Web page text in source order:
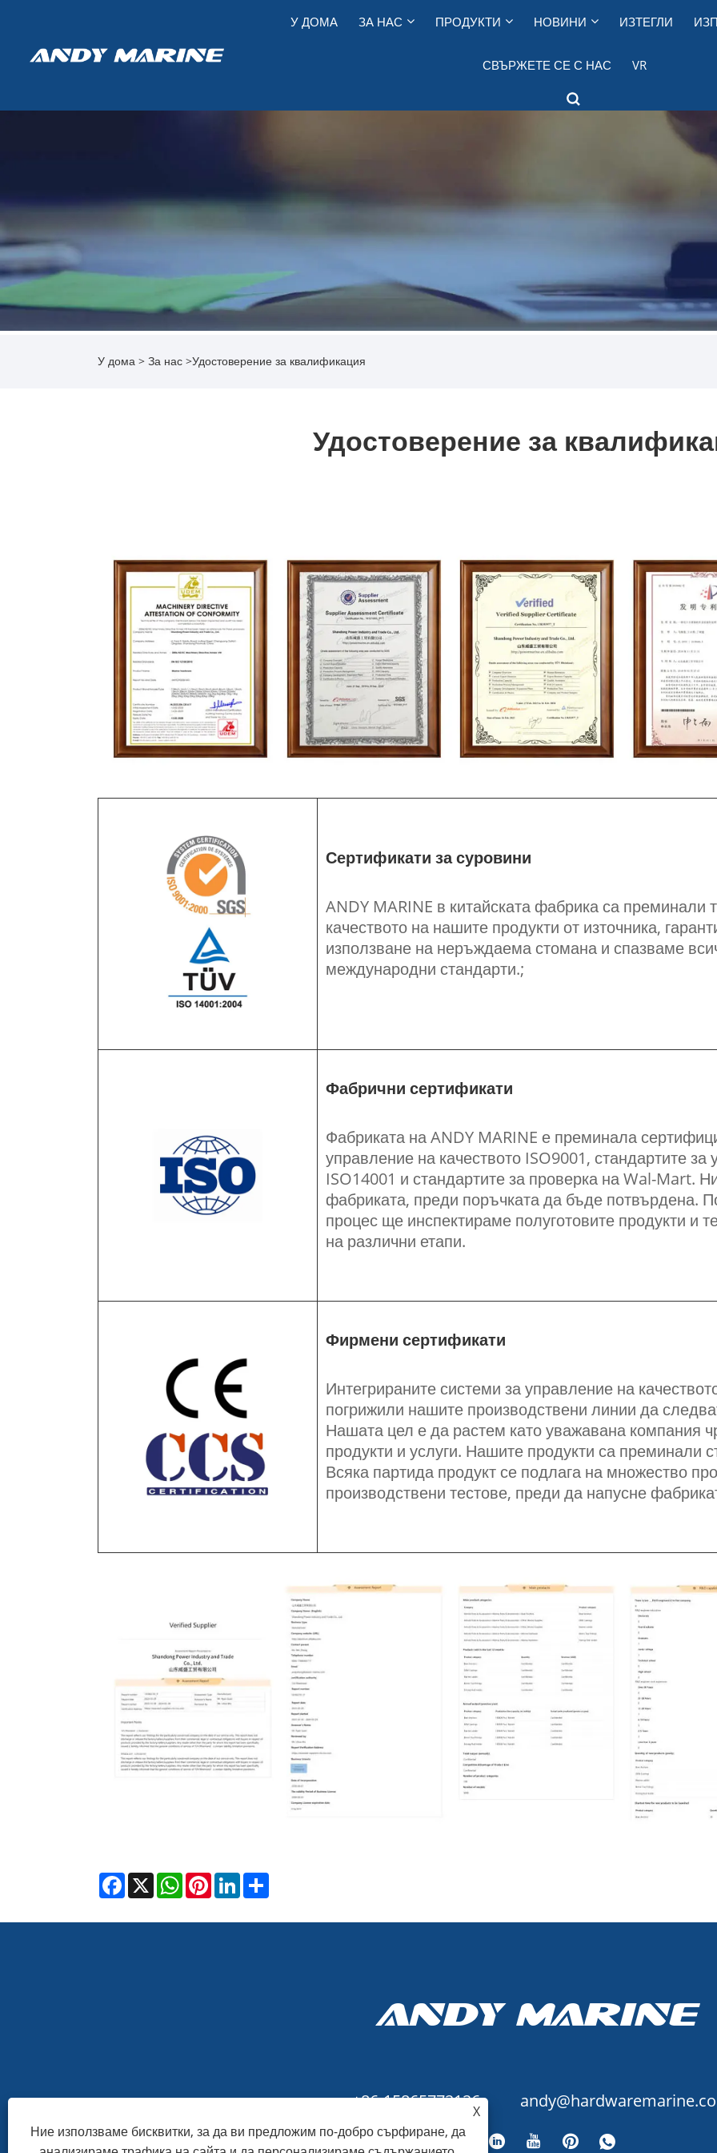
У ДОМА ЗА НАС ПРОДУКТИ НОВИНИ ИЗТЕГЛИ
СВЪРЖЕТЕ СЕ С НАС VR
У дома > За нас >Удостоверение за квалификация
Удостоверение за
Сертификати за суровини
ANDY MARINE в китайската фабрика са преминали
качеството на нашите продукти от източника,
използване на неръждаема стомана и спазваме
международни стандарти.;
Фабрични сертификати
Фабриката на ANDY MARINE е преминала
управление на качеството ISO9001, стандартите
ISO14001 и стандартите за проверка на Wal-Mart.
фабриката, преди поръчката да бъде потвърдена.
процес ще инспектираме полуготовите продукти и
на различни етапи.
Фирмени сертификати
Интегрираните системи за управление на
погрижили нашите производствени линии да
Нашата цел е да растем като уважавана компания
продукти и услуги. Нашите продукти са преминали
Всяка партида продукт се подлага на множество
производствени тестове, преди да напусне
Facebook
X WhatsAppPinterestLinkedIn
+86-15865772126
X
Ние използваме бисквитки, за да ви предложим по-добро сърфиране, да